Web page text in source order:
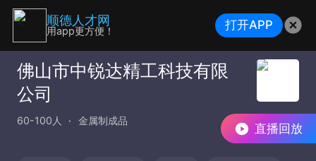
直播回放
佛山市中锐达精工科技有限
公司
60-100人 金属制成品
顺德人才网
用app更方便！ 打开APP